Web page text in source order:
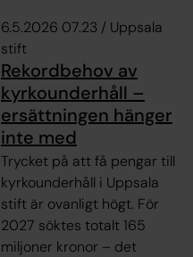
6.5.2026 07.23 / Uppsala
stift
Rekordbehov av
kyrkounderhåll –
ersättningen hänger
inte med
Trycket på att få pengar till
kyrkounderhåll i Uppsala
stift är ovanligt högt. För
2027 söktes totalt 165
miljoner kronor – det